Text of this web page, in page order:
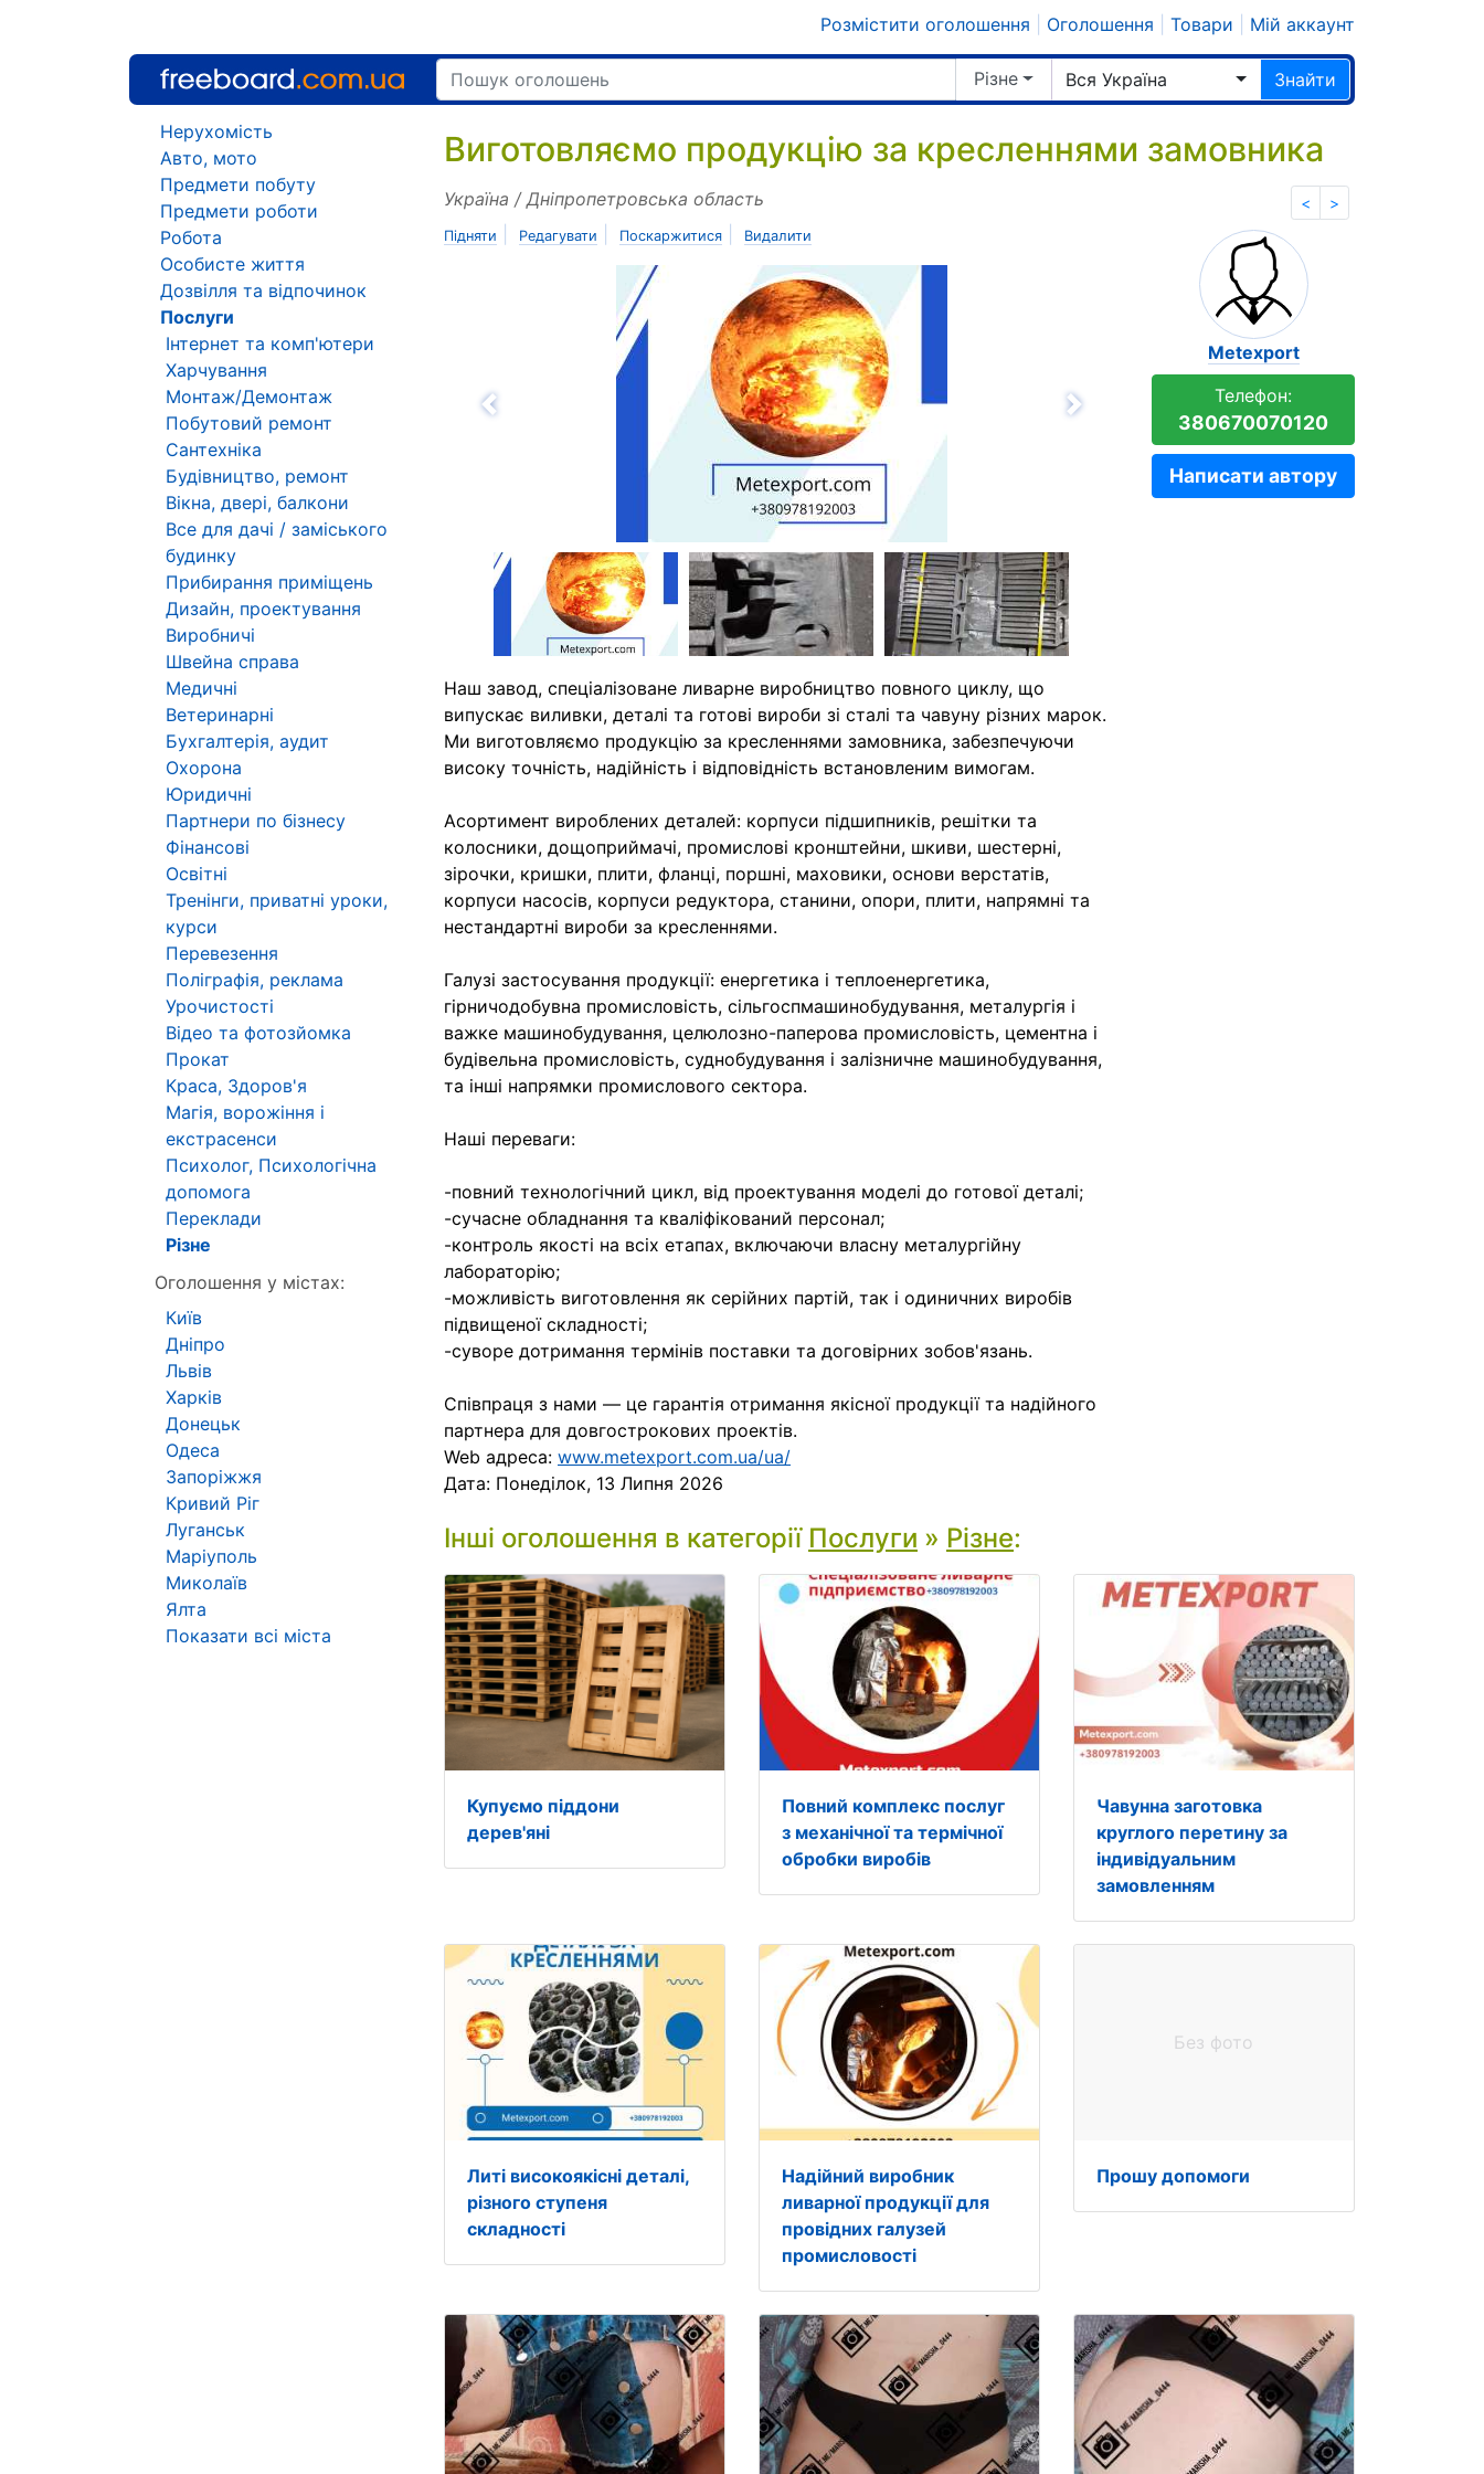
Розмістити оголошення Оголошення Товари Мій аккаунт
Різне Вся Україна Знайти
Виготовляємо продукцію за кресленнями замовника
< >
Україна / Дніпропетровська область
Підняти Редагувати Поскаржитися Видалити
Назад
Наш завод, спеціалізоване ливарне виробництво повного циклу, що
випускає виливки, деталі та готові вироби зі сталі та чавуну різних марок.
Ми виготовляємо продукцію за кресленнями замовника, забезпечуючи
високу точність, надійність і відповідність встановленим вимогам.
Асортимент вироблених деталей: корпуси підшипників, решітки та
колосники, дощоприймачі, промислові кронштейни, шкиви, шестерні,
зірочки, кришки, плити, фланці, поршні, маховики, основи верстатів,
корпуси насосів, корпуси редуктора, станини, опори, плити, напрямні та
нестандартні вироби за кресленнями.
Галузі застосування продукції: енергетика і теплоенергетика,
гірничодобувна промисловість, сільгоспмашинобудування, металургія і
важке машинобудування, целюлозно-паперова промисловість, цементна і
будівельна промисловість, суднобудування і залізничне машинобудування,
та інші напрямки промислового сектора.
Наші переваги:
-повний технологічний цикл, від проектування моделі до готової деталі;
-сучасне обладнання та кваліфікований персонал;
-контроль якості на всіх етапах, включаючи власну металургійну
лабораторію;
-можливість виготовлення як серійних партій, так і одиничних виробів
підвищеної складності;
-суворе дотримання термінів поставки та договірних зобов'язань.
Співпраця з нами — це гарантія отримання якісної продукції та надійного
партнера для довгострокових проектів.
Web адреса: www.metexport.com.ua/ua/
Дата: Понеділок, 13 Липня 2026
Мetexport
Телефон:
380670070120
Написати автору
Інші оголошення в категорії Послуги » Різне:
Купуємо піддони
дерев'яні
Повний комплекс послуг
з механічної та термічної
обробки виробів
Чавунна заготовка
круглого перетину за
індивідуальним
замовленням
Литі високоякісні деталі,
різного ступеня
складності
Надійний виробник
ливарної продукції для
провідних галузей
промисловості
Без фото
Прошу допомоги
Нерухомість
Авто, мото
Предмети побуту
Предмети роботи
Робота
Особисте життя
Дозвілля та відпочинок
Послуги
Інтернет та комп'ютери
Харчування
Монтаж/Демонтаж
Побутовий ремонт
Сантехніка
Будівництво, ремонт
Вікна, двері, балкони
Все для дачі / заміського
будинку
Прибирання приміщень
Дизайн, проектування
Виробничі
Швейна справа
Медичні
Ветеринарні
Бухгалтерія, аудит
Охорона
Юридичні
Партнери по бізнесу
Фінансові
Освітні
Тренінги, приватні уроки,
курси
Перевезення
Поліграфія, реклама
Урочистості
Відео та фотозйомка
Прокат
Краса, Здоров'я
Магія, ворожіння і
екстрасенси
Психолог, Психологічна
допомога
Переклади
Різне
Оголошення у містах:
Київ
Дніпро
Львів
Харків
Донецьк
Одеса
Запоріжжя
Кривий Ріг
Луганськ
Маріуполь
Миколаїв
Ялта
Показати всі міста